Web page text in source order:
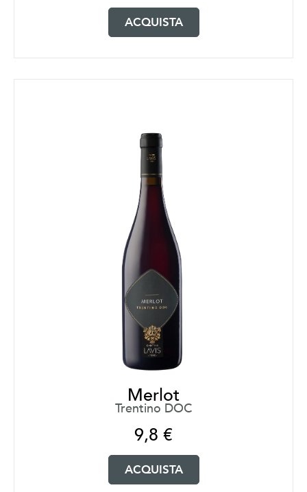
ACQUISTA
Merlot
Trentino DOC
9,8 €
ACQUISTA